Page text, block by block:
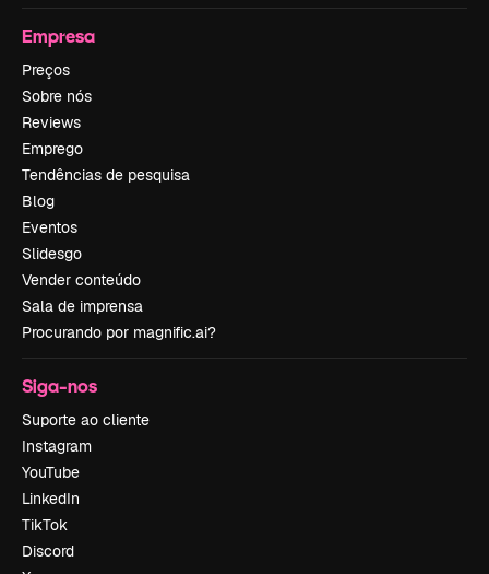
Empresa
Preços
Sobre nós
Reviews
Emprego
Tendências de pesquisa
Blog
Eventos
Slidesgo
Vender conteúdo
Sala de imprensa
Procurando por magnific.ai?
Siga-nos
Suporte ao cliente
Instagram
YouTube
LinkedIn
TikTok
Discord